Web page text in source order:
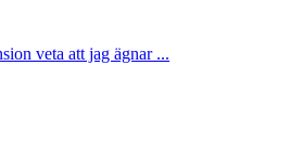
veta att jag ägnar ...